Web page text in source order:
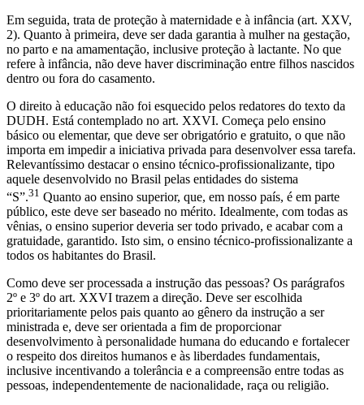
Em seguida, trata de proteção à maternidade e à infância (art. XXV,
2). Quanto à primeira, deve ser dada garantia à mulher na gestação,
no parto e na amamentação, inclusive proteção à lactante. No que
refere à infância, não deve haver discriminação entre filhos nascidos
dentro ou fora do casamento.
O direito à educação não foi esquecido pelos redatores do texto da
DUDH. Está contemplado no art. XXVI. Começa pelo ensino
básico ou elementar, que deve ser obrigatório e gratuito, o que não
importa em impedir a iniciativa privada para desenvolver essa tarefa.
Relevantíssimo destacar o ensino técnico-profissionalizante, tipo
aquele desenvolvido no Brasil pelas entidades do sistema
“S”.31 Quanto ao ensino superior, que, em nosso país, é em parte
público, este deve ser baseado no mérito. Idealmente, com todas as
vênias, o ensino superior deveria ser todo privado, e acabar com a
gratuidade, garantido. Isto sim, o ensino técnico-profissionalizante a
todos os habitantes do Brasil.
Como deve ser processada a instrução das pessoas? Os parágrafos
2º e 3º do art. XXVI trazem a direção. Deve ser escolhida
prioritariamente pelos pais quanto ao gênero da instrução a ser
ministrada e, deve ser orientada a fim de proporcionar
desenvolvimento à personalidade humana do educando e fortalecer
o respeito dos direitos humanos e às liberdades fundamentais,
inclusive incentivando a tolerância e a compreensão entre todas as
pessoas, independentemente de nacionalidade, raça ou religião.